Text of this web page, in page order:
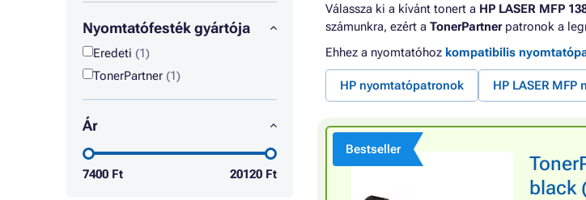
Nyomtatófesték gyártója
Eredeti (1)
TonerPartner (1)
Ár
7400 Ft 20120 Ft
Válassza ki a kívánt tonert a HP LASER MFP
számunkra, ezért a TonerPartnerpatronok a
Ehhez a nyomtatóhoz kompatibilis
HP nyomtatópatronok HP LASER
Bestseller
black